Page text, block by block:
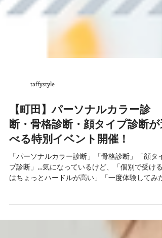
taffystyle
【町田】パーソナルカラー診
断・骨格診断・顔タイプ診断が
べる特別イベント開催！
はちょっとハードルが高い」「一度体験してみた
いけど、なかなか機会がない」そんな方にぴった